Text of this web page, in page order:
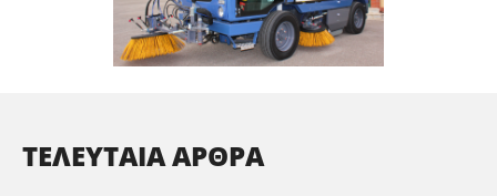
ΤΕΛΕΥΤΑΊΑ ΆΡΘΡΑ